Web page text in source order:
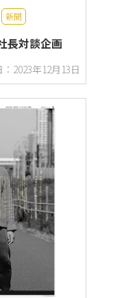
新聞
長対談企画
2023年12月13日